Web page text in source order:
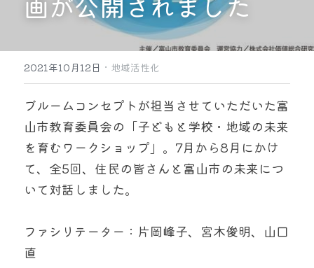
企業概要
検索
2021年10月12日 · 地域活性化
ブルームコンセプトが担当させていただいた富
山市教育委員会の「子どもと学校・地域の未来
を育むワークショップ」。7月から8月にかけ
て、全5回、住民の皆さんと富山市の未来につ
いて対話しました。
ファシリテーター：片岡峰子、宮木俊明、山口
直